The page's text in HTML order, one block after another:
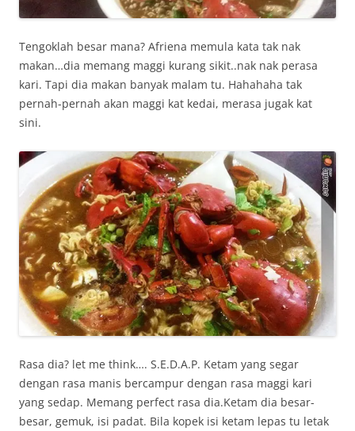
Tengoklah besar mana? Afriena memula kata tak nak
makan…dia memang maggi kurang sikit..nak nak perasa
kari. Tapi dia makan banyak malam tu. Hahahaha tak
pernah-pernah akan maggi kat kedai, merasa jugak kat
sini.
Rasa dia? let me think…. S.E.D.A.P. Ketam yang segar
dengan rasa manis bercampur dengan rasa maggi kari
yang sedap. Memang perfect rasa dia.Ketam dia besar-
besar, gemuk, isi padat. Bila kopek isi ketam lepas tu letak